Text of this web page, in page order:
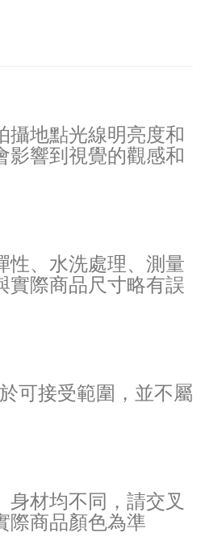
攝地點光線明亮度和
影響到視覺的觀感和
性、水洗處理、測量
實際商品尺寸略有誤
可接受範圍，並不屬
身材均不同，請交叉
際商品顏色為準